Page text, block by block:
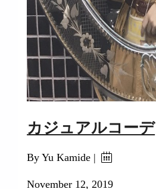
カジュアルコーデ
By Yu Kamide |
November 12, 2019